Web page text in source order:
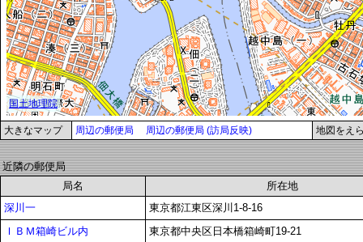
大きなマップ 周辺の郵便局 周辺の郵便局 (訪局反映) 地図をえ
近隣の郵便局
局名
所在地
深川一
東京都江東区深川1-8-16
ＩＢＭ箱崎ビル内
東京都中央区日本橋箱崎町19-21